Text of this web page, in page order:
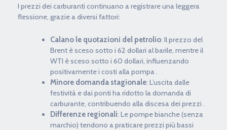
I prezzi dei carburanti continuano a registrare una leggera
flessione, grazie a diversi fattori:
Calano le quotazioni del petrolio: Il prezzo del
Brent è sceso sotto i 62 dollari al barile, mentre il
WTI è sceso sotto i 60 dollari, influenzando
positivamente i costi alla pompa .
Minore domanda stagionale: L’uscita dalle
festività e dai ponti ha ridotto la domanda di
carburante, contribuendo alla discesa dei prezzi .
Differenze regionali: Le pompe bianche (senza
marchio) tendono a praticare prezzi più bassi